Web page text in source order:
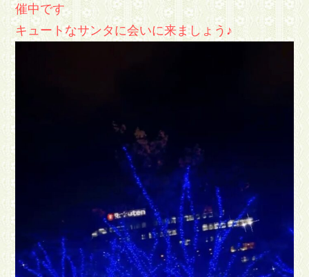
催中です
キュートなサンタに会いに来ましょう♪